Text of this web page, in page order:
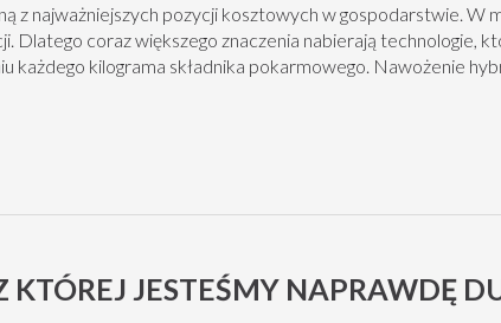
z najważniejszych pozycji kosztowych w gospodarstwie. W
coraz większego znaczenia nabierają technologie,
każdego kilograma składnika pokarmowego. Nawożenie
KTÓREJ JESTEŚMY NAPRAWDĘ